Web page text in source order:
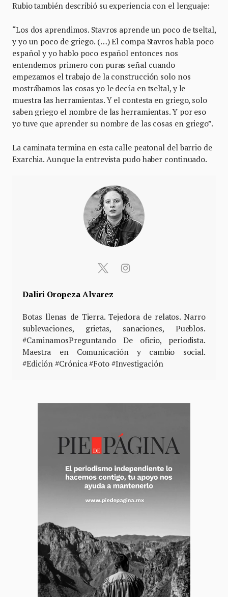
Rubio también describió su experiencia con el lenguaje:
“Los dos aprendimos. Stavros aprende un poco de tseltal,
y yo un poco de griego. (…) El compa Stavros habla poco
español y yo hablo poco español entonces nos
entendemos primero con puras señal cuando
empezamos el trabajo de la construcción solo nos
mostrábamos las cosas yo le decía en tseltal, y le
muestra las herramientas. Y el contesta en griego, solo
saben griego el nombre de las herramientas. Y por eso
yo tuve que aprender su nombre de las cosas en griego”.
La caminata termina en esta calle peatonal del barrio de
Exarchia. Aunque la entrevista pudo haber continuado.
Daliri Oropeza Alvarez
Botas llenas de Tierra. Tejedora de relatos. Narro
sublevaciones, grietas, sanaciones, Pueblos.
#CaminamosPreguntando De oficio, periodista.
Maestra en Comunicación y cambio social.
#Edición #Crónica #Foto #Investigación